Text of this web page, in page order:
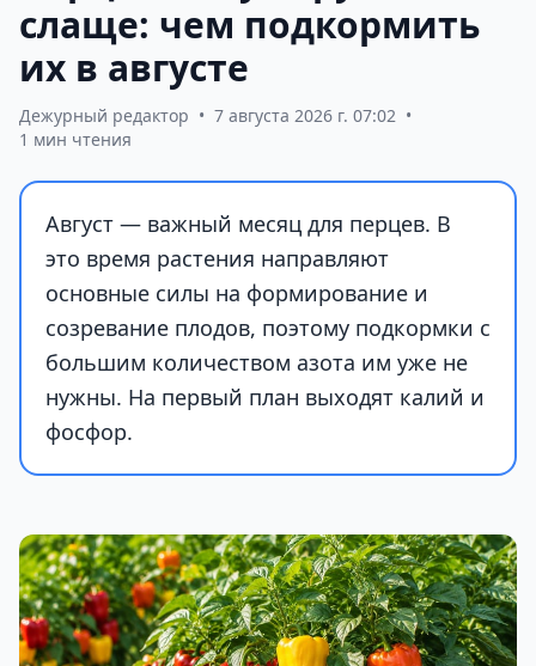
слаще: чем подкормить
их в августе
Дежурный редактор • 7 августа 2026 г. 07:02 •
1 мин чтения
Август — важный месяц для перцев. В
это время растения направляют
основные силы на формирование и
созревание плодов, поэтому подкормки с
большим количеством азота им уже не
нужны. На первый план выходят калий и
фосфор.